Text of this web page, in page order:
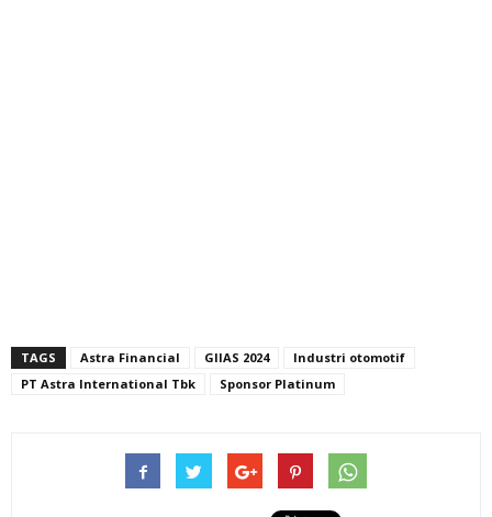
TAGS Astra Financial GIIAS 2024
Industri otomotif
PT Astra International Tbk
Sponsor Platinum